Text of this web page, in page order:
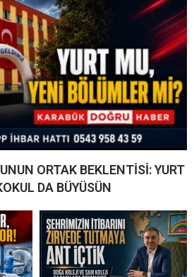
ORTAK BEKLENTİSİ: YURT
DA BÜYÜSÜN